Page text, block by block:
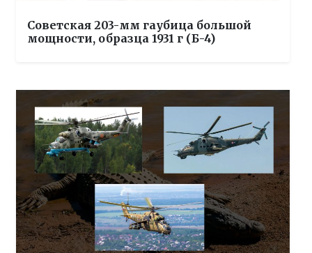
Советская 203-мм гаубица большой
мощности, образца 1931 г (Б-4)